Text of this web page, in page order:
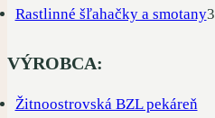
produkty
Rastlinné šľahačky a smotany33
VÝROBCA:
Žitnoostrovská BZL pekáreň